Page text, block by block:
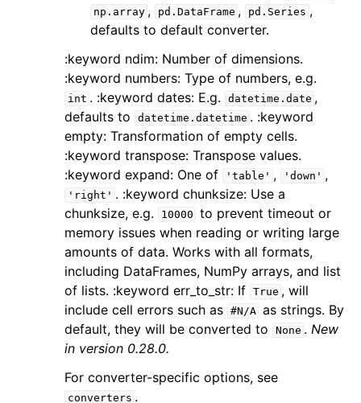
np.array , pd.DataFrame , pd.Series ,
defaults to default converter.
:keyword ndim: Number of dimensions.
:keyword numbers: Type of numbers, e.g.
int . :keyword dates: E.g. datetime.date ,
defaults to
datetime.datetime . :keyword
empty: Transformation of empty cells.
:keyword transpose: Transpose values.
:keyword expand: One of
'table' , 'down' ,
'right' . :keyword chunksize: Use a
chunksize, e.g.
10000 to prevent timeout or
memory issues when reading or writing large
amounts of data. Works with all formats,
including DataFrames, NumPy arrays, and list
of lists. :keyword err_to_str: If True , will
include cell errors such as #N/A as strings. By
default, they will be converted to
None .New
in version 0.28.0.
For converter-specific options, see
converters .